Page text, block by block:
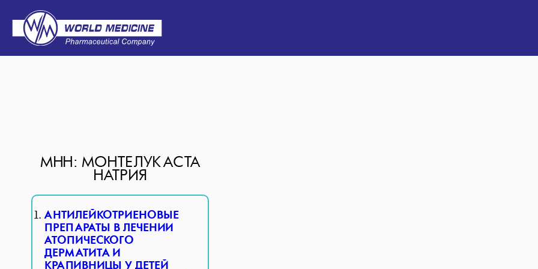
МНН: МОНТЕЛУКАСТА
НАТРИЯ
АНТИЛЕЙКОТРИЕНОВЫЕ
ПРЕПАРАТЫ В ЛЕЧЕНИИ
АТОПИЧЕСКОГО
ДЕРМАТИТА И
КРАПИВНИЦЫ У ДЕТЕЙ